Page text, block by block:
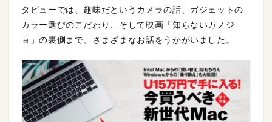
タビューでは、趣味だというカメラの話、ガジェットの
カラー選びのこだわり、そして映画「知らないカノジ
ョ」の裏側まで、さまざまなお話をうかがいました。